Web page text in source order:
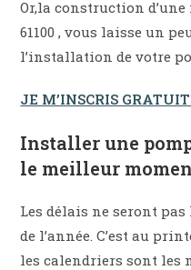
Or,la construction
61100 , vous laisse un
l’installation de votre
JE M’INSCRIS
Installer une
le meilleur
Les délais ne seront
de l’année. C’est au
les calendriers sont les